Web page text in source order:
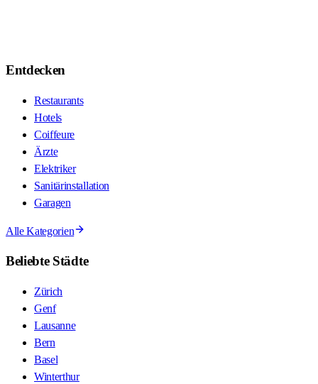
Entdecken
Restaurants
Hotels
Coiffeure
Ärzte
Elektriker
Sanitärinstallation
Garagen
Alle Kategorien
Beliebte Städte
Zürich
Genf
Lausanne
Bern
Basel
Winterthur